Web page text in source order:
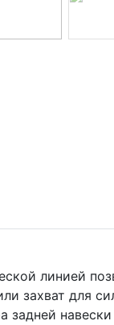
линией
захват для
задней